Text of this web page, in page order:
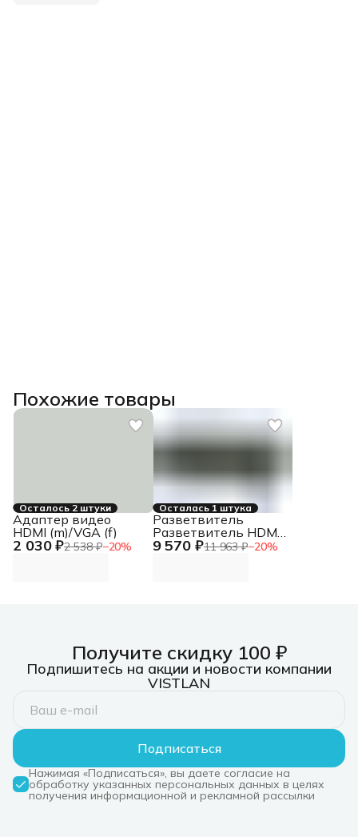
Похожие товары
Осталось 2 штуки
2 030 ₽2 538 ₽−20%
Адаптер видео
HDMI (m)/VGA (f)
Осталась 1 штука
9 570 ₽11 963 ₽−20%
Разветвитель
Разветвитель HDMI
4K 2-портовый
Получите скидку 100 ₽
Подпишитесь на акции и новости компании
VISTLAN
Подписаться
Нажимая «Подписаться», вы даете согласие на
обработку указанных персональных данных в целях
получения информационной и рекламной рассылки